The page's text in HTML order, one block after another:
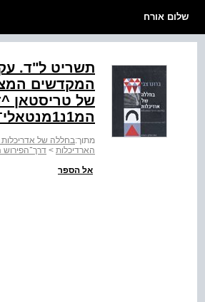
שלום אורח
תשריט ל"ד.
של טריסטאן
המ1נ1מנטאלי־מסחרי
מתוך:בחללה של אדריכלות
הארדיכלות > דרך־הפירוש
אל הספר